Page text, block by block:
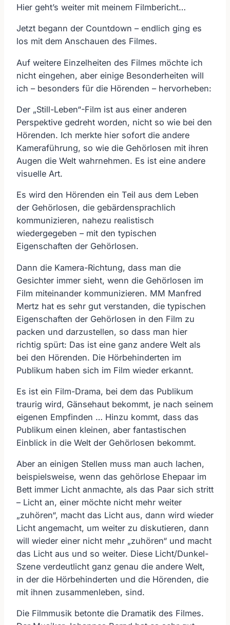
Hier geht’s weiter mit meinem Filmbericht…
Jetzt begann der Countdown – endlich ging es
los mit dem Anschauen des Filmes.
Auf weitere Einzelheiten des Filmes möchte ich
nicht eingehen, aber einige Besonderheiten will
ich – besonders für die Hörenden – hervorheben:
Der „Still-Leben“-Film ist aus einer anderen
Perspektive gedreht worden, nicht so wie bei den
Hörenden. Ich merkte hier sofort die andere
Kameraführung, so wie die Gehörlosen mit ihren
Augen die Welt wahrnehmen. Es ist eine andere
visuelle Art.
Es wird den Hörenden ein Teil aus dem Leben
der Gehörlosen, die gebärdensprachlich
kommunizieren, nahezu realistisch
wiedergegeben – mit den typischen
Eigenschaften der Gehörlosen.
Dann die Kamera-Richtung, dass man die
Gesichter immer sieht, wenn die Gehörlosen im
Film miteinander kommunizieren. MM Manfred
Mertz hat es sehr gut verstanden, die typischen
Eigenschaften der Gehörlosen in den Film zu
packen und darzustellen, so dass man hier
richtig spürt: Das ist eine ganz andere Welt als
bei den Hörenden. Die Hörbehinderten im
Publikum haben sich im Film wieder erkannt.
Es ist ein Film-Drama, bei dem das Publikum
traurig wird, Gänsehaut bekommt, je nach seinem
eigenen Empfinden … Hinzu kommt, dass das
Publikum einen kleinen, aber fantastischen
Einblick in die Welt der Gehörlosen bekommt.
Aber an einigen Stellen muss man auch lachen,
beispielsweise, wenn das gehörlose Ehepaar im
Bett immer Licht anmachte, als das Paar sich stritt
– Licht an, einer möchte nicht mehr weiter
„zuhören“, macht das Licht aus, dann wird wieder
Licht angemacht, um weiter zu diskutieren, dann
will wieder einer nicht mehr „zuhören“ und macht
das Licht aus und so weiter. Diese Licht/Dunkel-
Szene verdeutlicht ganz genau die andere Welt,
in der die Hörbehinderten und die Hörenden, die
mit ihnen zusammenleben, sind.
Die Filmmusik betonte die Dramatik des Filmes.